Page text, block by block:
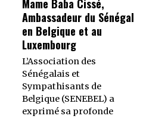
Mame Baba Cissé,
Ambassadeur du Sénégal
en Belgique et au
Luxembourg
L’Association des
Sénégalais et
Sympathisants de
Belgique (SENEBEL) a
exprimé sa profonde